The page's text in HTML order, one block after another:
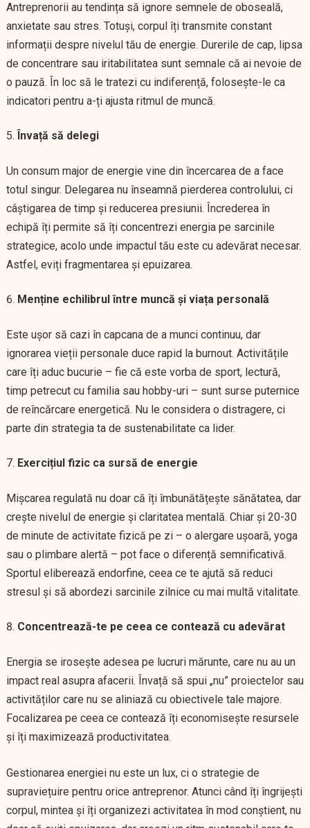
Antreprenorii au tendința să ignore semnele de oboseală,
anxietate sau stres. Totuși, corpul îți transmite constant
informații despre nivelul tău de energie. Durerile de cap, lipsa
de concentrare sau iritabilitatea sunt semnale că ai nevoie de
o pauză. În loc să le tratezi cu indiferență, folosește-le ca
indicatori pentru a-ți ajusta ritmul de muncă.
Învață să delegi
Un consum major de energie vine din încercarea de a face
totul singur. Delegarea nu înseamnă pierderea controlului, ci
câștigarea de timp și reducerea presiunii. Încrederea în
echipă îți permite să îți concentrezi energia pe sarcinile
strategice, acolo unde impactul tău este cu adevărat necesar.
Astfel, eviți fragmentarea și epuizarea.
Menține echilibrul între muncă și viața personală
Este ușor să cazi în capcana de a munci continuu, dar
ignorarea vieții personale duce rapid la burnout. Activitățile
care îți aduc bucurie – fie că este vorba de sport, lectură,
timp petrecut cu familia sau hobby-uri – sunt surse puternice
de reîncărcare energetică. Nu le considera o distragere, ci
parte din strategia ta de sustenabilitate ca lider.
Exercițiul fizic ca sursă de energie
Mișcarea regulată nu doar că îți îmbunătățește sănătatea, dar
crește nivelul de energie și claritatea mentală. Chiar și 20-30
de minute de activitate fizică pe zi – o alergare ușoară, yoga
sau o plimbare alertă – pot face o diferență semnificativă.
Sportul eliberează endorfine, ceea ce te ajută să reduci
stresul și să abordezi sarcinile zilnice cu mai multă vitalitate.
Concentrează-te pe ceea ce contează cu adevărat
Energia se irosește adesea pe lucruri mărunte, care nu au un
impact real asupra afacerii. Învață să spui „nu” proiectelor sau
activităților care nu se aliniază cu obiectivele tale majore.
Focalizarea pe ceea ce contează îți economisește resursele
și îți maximizează productivitatea.
Gestionarea energiei nu este un lux, ci o strategie de
supraviețuire pentru orice antreprenor. Atunci când îți îngrijești
corpul, mintea și îți organizezi activitatea în mod conștient, nu